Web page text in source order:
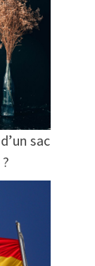
sac